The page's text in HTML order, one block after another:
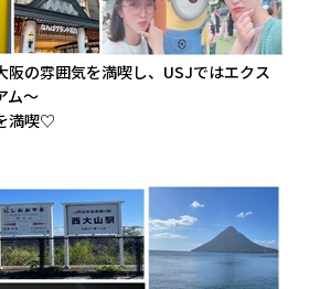
阪の雰囲気を満喫し、USJではエクス
ム～
満喫♡